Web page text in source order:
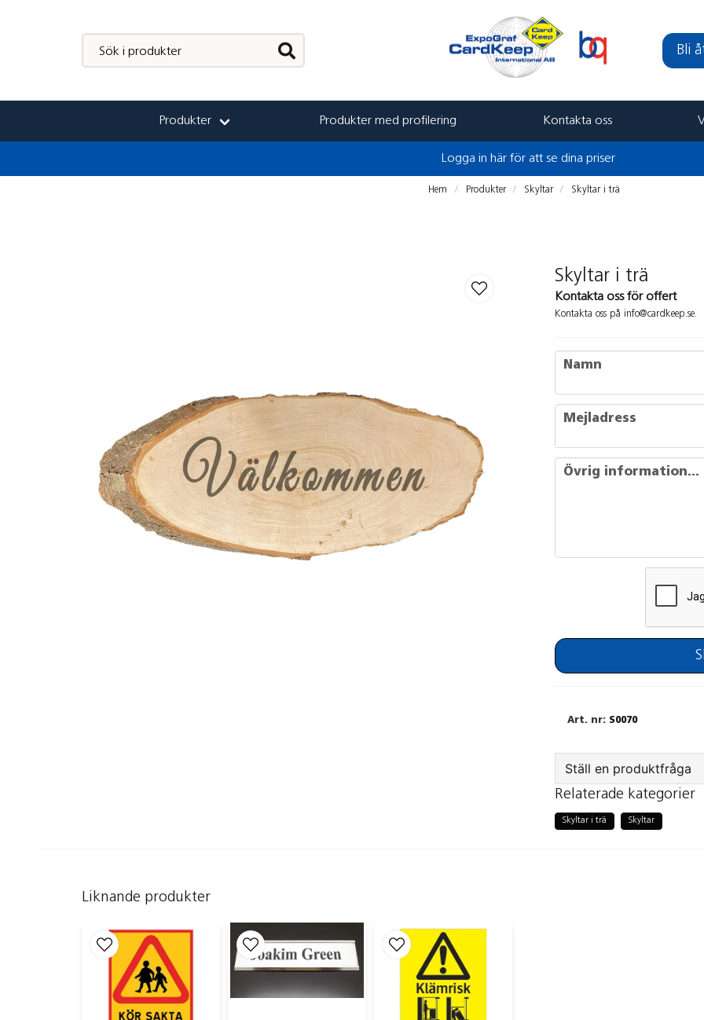
Bli
Produkter Produkter med profilering Kontakta oss
Logga in här för att se dina priser
Hem Produkter Skyltar Skyltar i trä
Skyltar i trä
Kontakta oss för offert
Kontakta oss på info@cardkeep.se.
name
Namn
email
Mejladress
message
Övrig information...
S0070
Ställ en produktfråga
Fråga oss något
Relaterade kategorier
Skyltar i trä Skyltar
Liknande produkter